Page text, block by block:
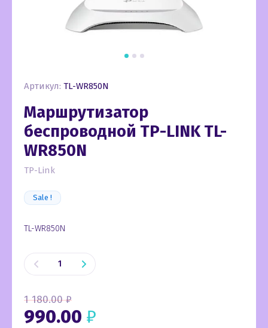
Артикул: TL-WR850N
Маршрутизатор
беспроводной TP-LINK TL-
WR850N
TP-Link
Sale !
TL-WR850N
1 180.00 ₽
990.00 ₽